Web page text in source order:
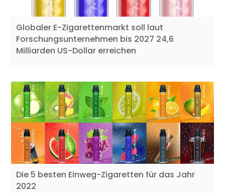
Globaler E-Zigarettenmarkt soll laut
Forschungsunternehmen bis 2027 24,6
Milliarden US-Dollar erreichen
Die 5 besten Einweg-Zigaretten für das Jahr
2022